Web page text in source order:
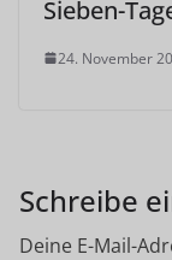
Sieben-
24. November
Schreibe
Deine E-Mail-